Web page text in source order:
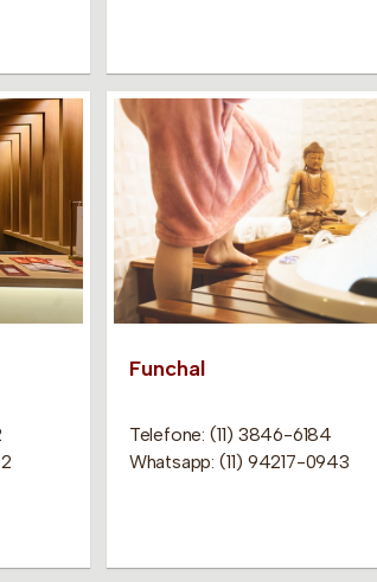
Funchal
Telefone: (11) 3846-6184
Whatsapp: (11) 94217-0943